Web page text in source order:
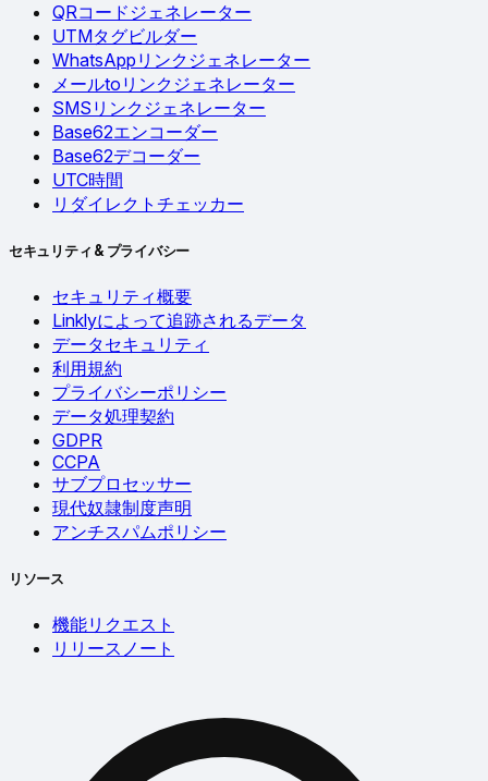
QRコードジェネレーター
UTMタグビルダー
WhatsAppリンクジェネレーター
メールtoリンクジェネレーター
SMSリンクジェネレーター
Base62エンコーダー
Base62デコーダー
UTC時間
リダイレクトチェッカー
セキュリティ & プライバシー
セキュリティ概要
Linklyによって追跡されるデータ
データセキュリティ
利用規約
プライバシーポリシー
データ処理契約
GDPR
CCPA
サブプロセッサー
現代奴隷制度声明
アンチスパムポリシー
リソース
機能リクエスト
リリースノート